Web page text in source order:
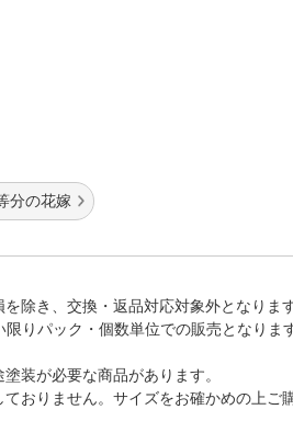
分の花嫁
除き、交換・返品対応対象外となりま
りパック・個数単位での販売となり
装が必要な商品があります。
おりません。サイズをお確かめの上ご